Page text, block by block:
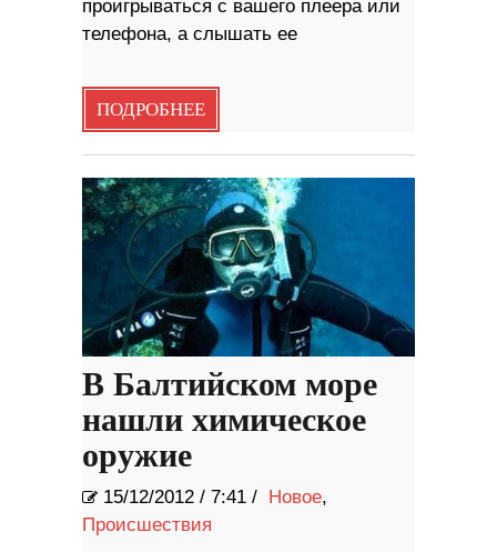
проигрываться с вашего плеера или
телефона, а слышать ее
ПОДРОБНЕЕ
В Балтийском море
нашли химическое
оружие
15/12/2012 / 7:41 / Новое,
Происшествия